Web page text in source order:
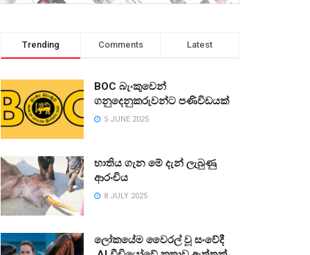
Trending Comments Latest
BOC බැංකුවෙන්
ගනුදෙනුකරුවන්ට පණිවිඩයක්
5 JUNE 2025
භාතිය ගැන මේ දැන් ලැබුණු
ආරංචිය
8 JULY 2025
ලෝකයේම වෛරල් වූ සංවේදී